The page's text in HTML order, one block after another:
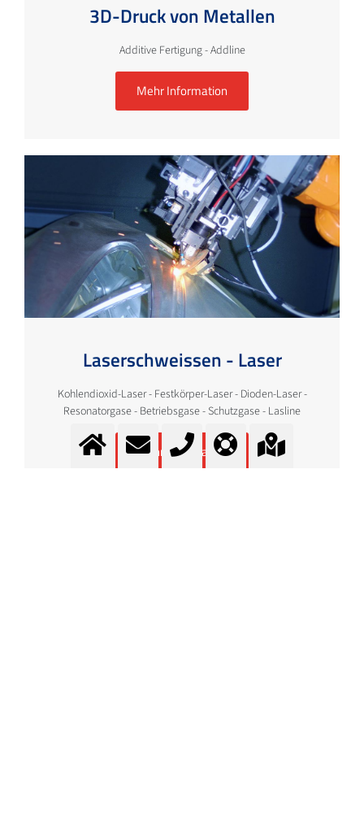
3D-Druck von Metallen
Additive Fertigung - Addline
Mehr Information
Laserschweissen - Laser
Kohlendioxid-Laser - Festkörper-Laser - Dioden-Laser -
Resonatorgase - Betriebsgase - Schutzgase - Lasline
Mehr Information